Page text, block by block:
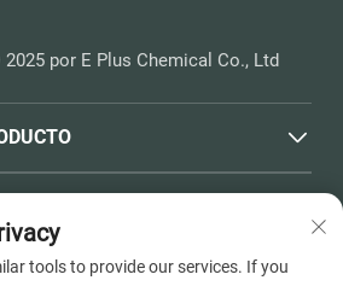
por E Plus Chemical Co., Ltd
tools to provide our services. If you